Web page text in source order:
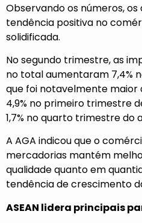
Observando os números,
tendência positiva no
solidificada.
No segundo trimestre, as
no total aumentaram 7,4%
que foi notavelmente maior
4,9% no primeiro trimestre
1,7% no quarto trimestre do
A AGA indicou que o
mercadorias mantém
qualidade quanto em
tendência de crescimento
ASEAN lidera principais